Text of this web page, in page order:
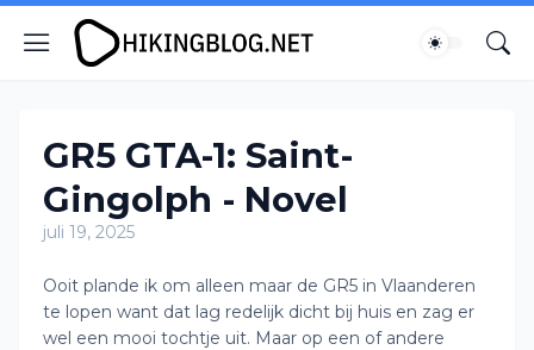
GR5 GTA-1: Saint-
Gingolph - Novel
juli 19, 2025
Ooit plande ik om alleen maar de GR5 in Vlaanderen
te lopen want dat lag redelijk dicht bij huis en zag er
wel een mooi tochtje uit. Maar op een of andere